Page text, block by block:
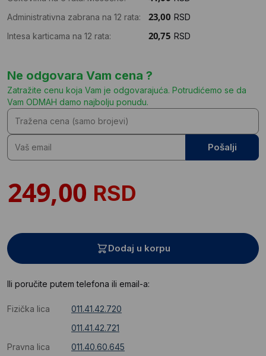
Administrativna zabrana na 12 rata:
RSD
Intesa karticama na 12 rata:
RSD
Ne odgovara Vam cena ?
Zatražite cenu koja Vam je odgovarajuća. Potrudićemo se da
Vam ODMAH damo najbolju ponudu.
Pošalji
RSD
Dodaj u korpu
Ili poručite putem telefona ili email-a:
Fizička lica
011.41.42.720
011.41.42.721
Pravna lica
011.40.60.645